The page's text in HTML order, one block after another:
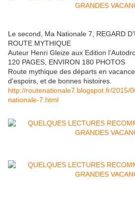
Le second, Ma Nationale 7, REGARD
ROUTE MYTHIQUE
Auteur Henri Gleize aux Edition
120 PAGES, ENVIRON 180 PHOTOS
Route mythique des départs en
d'espoirs, et de bonnes histoires.
http://routenationale7.blogspot.fr/2015/
nationale-7.html